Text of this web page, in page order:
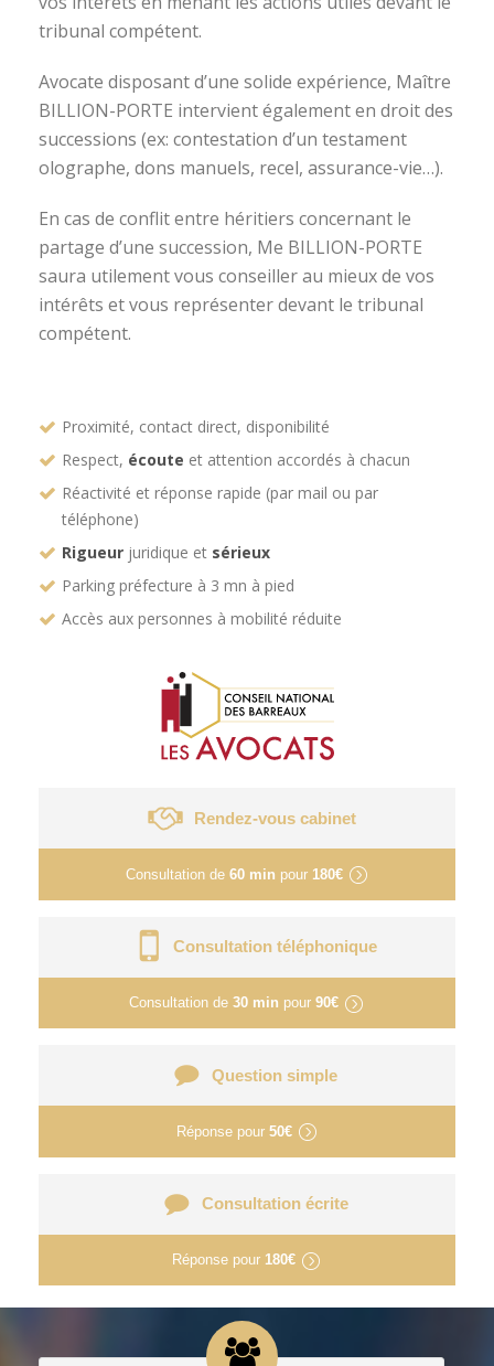
tribunal compétent.
Avocate disposant d’une solide expérience, Maître
BILLION-PORTE intervient également en droit des
successions (ex: contestation d’un testament
olographe, dons manuels, recel, assurance-vie…).
En cas de conflit entre héritiers concernant le
partage d’une succession, Me BILLION-PORTE
saura utilement vous conseiller au mieux de vos
intérêts et vous représenter devant le tribunal
compétent.
Proximité, contact direct, disponibilité
Respect, écoute et attention accordés à chacun
Réactivité et réponse rapide (par mail ou par
téléphone)
Rigueur juridique et sérieux
Parking préfecture à 3 mn à pied
Accès aux personnes à mobilité réduite
Rendez-vous cabinet
Consultation de 60 min pour 180€
Consultation téléphonique
Consultation de 30 min pour 90€
Question simple
Réponse pour 50€
Consultation écrite
Réponse pour 180€